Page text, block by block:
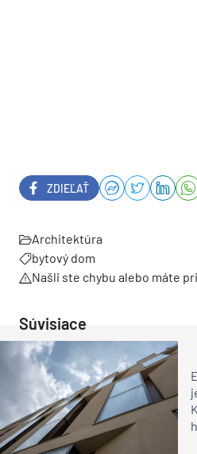
ZDIEĽAŤ
Architektúra
bytový dom
Našli ste chybu alebo máte
Súvisiace